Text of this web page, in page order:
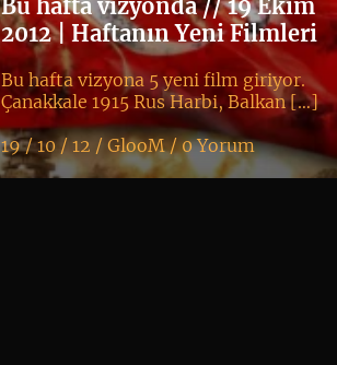
Bu hafta vizyonda // 19 Ekim
2012 | Haftanın Yeni Filmleri
Bu hafta vizyona 5 yeni film giriyor.
Çanakkale 1915 Rus Harbi, Balkan […]
19 / 10 / 12 /GlooM/0 Yorum
K+